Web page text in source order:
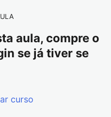
O MS
NO MS
E
aula, compre o
se já tiver se
curso